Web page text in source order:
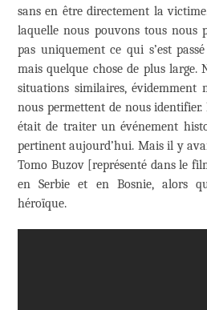
sans en être directement la
laquelle nous pouvons tous nous
pas uniquement ce qui s’est
mais quelque chose de plus large.
situations similaires, évidemment
nous permettent de nous
était de traiter un événement
pertinent aujourd’hui. Mais il y
Tomo Buzov [représenté dans le
en Serbie et en Bosnie, alors
héroïque.